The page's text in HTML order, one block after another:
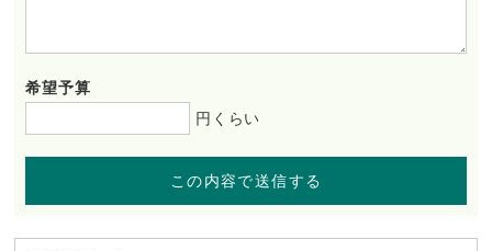
希望予算
円くらい
この内容で送信する